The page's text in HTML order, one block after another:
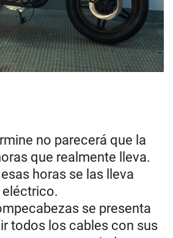
no parecerá que la
que realmente lleva.
horas se las lleva
se presenta
todos los cables con sus